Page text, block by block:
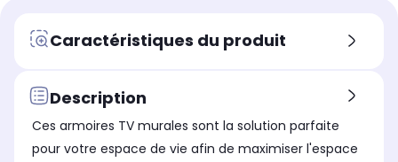
Caractéristiques du produit
Description
Ces armoires TV murales sont la solution parfaite
pour votre espace de vie afin de maximiser l'espace